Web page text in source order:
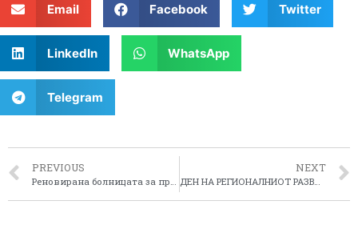
Email Facebook Twitter
LinkedIn WhatsApp
Telegram
PREVIOUS
Реновирана болницата за превенција, лекување и рехабилитација на респираторни заболувања – Отешево
NEXT
ДЕН НА РЕГИОНАЛНИОТ РАЗВОЈ